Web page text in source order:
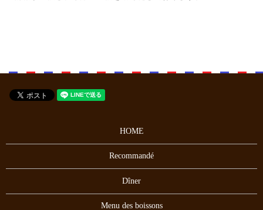
HOME
Recommandé
Dîner
Menu des boissons